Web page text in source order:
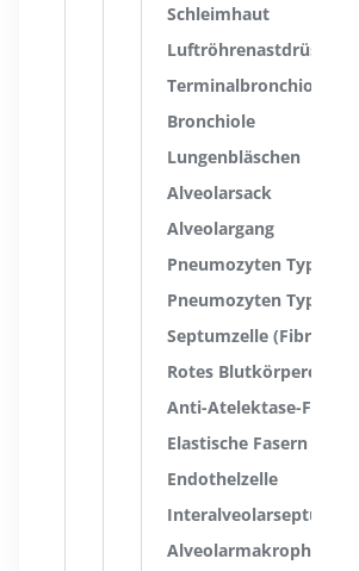
Schleimhaut
Luftröhrenastdrüsen
Terminalbronchiole
Bronchiole
Lungenbläschen
Alveolarsack
Alveolargang
Pneumozyten Typ I
Pneumozyten Typ II
Septumzelle (Fibroblast)
Rotes Blutkörperchen
Anti-Atelektase-Faktor
Elastische Fasern
Endothelzelle
Interalveolarseptum
Alveolarmakrophage